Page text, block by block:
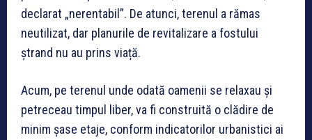
declarat „nerentabil”. De atunci, terenul a rămas
neutilizat, dar planurile de revitalizare a fostului
ștrand nu au prins viață.
Acum, pe terenul unde odată oamenii se relaxau și
petreceau timpul liber, va fi construită o clădire de
minim șase etaje, conform indicatorilor urbanistici ai